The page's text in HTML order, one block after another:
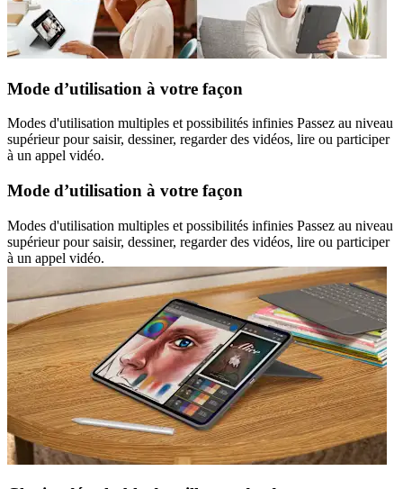
Mode d’utilisation à votre façon
Modes d'utilisation multiples et possibilités infinies Passez au niveau
supérieur pour saisir, dessiner, regarder des vidéos, lire ou participer
à un appel vidéo.
Mode d’utilisation à votre façon
Modes d'utilisation multiples et possibilités infinies Passez au niveau
supérieur pour saisir, dessiner, regarder des vidéos, lire ou participer
à un appel vidéo.